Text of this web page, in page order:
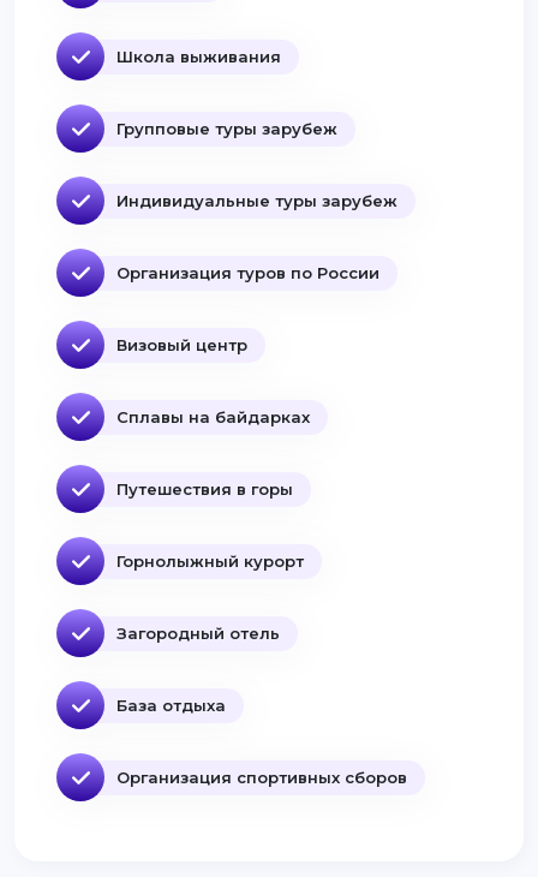
Школа выживания
Групповые туры зарубеж
Индивидуальные туры зарубеж
Организация туров по России
Визовый центр
Сплавы на байдарках
Путешествия в горы
Горнолыжный курорт
Загородный отель
База отдыха
Организация спортивных сборов